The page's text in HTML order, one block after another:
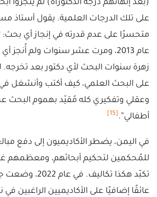
(بعد إنهائهم درجة الدكتوراه) لم ينجزوا
على تلك الدرجات العلمية. يقول أستاذ
متحسرًا على عدم قدرته في إنجاز أي بحث:
عام 2013، ومرت عشر سنوات ولم
زهرة سنوات البحث لأي دكتور بعد
على البحث العلمي، كيف أكتب وأنشغل
وعقلي وتفكيري كله مُقيّد بهموم البحث
أطفالي”. [15]
في اليمن، يضطر الأكاديميون إلى دفع
للمُحكمين لتحكيم أبحاثهم، ومعظمهم
تكبّد هكذا تكاليف.
عائقًا إضافيًا على الأكاديميين الراغبين